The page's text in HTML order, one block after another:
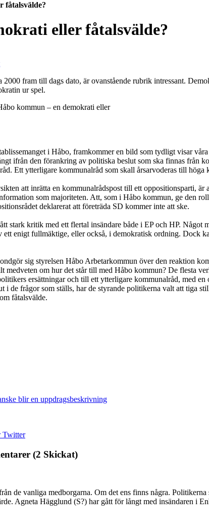
fåtalsvälde?
eller fåtalsvälde?
fram till dags dato, är ovanstående rubrik intressant.
ur spel.
kommun – en demokrati eller
i Håbo, framkommer en bild som tydligt visar
ifrån den förankring av politiska beslut som ska finnas från
Ett ytterligare kommunalråd som skall årsarvoderas till
att inrätta en kommunalrådspost till ett oppositionsparti,
som majoriteten. Att, som i Håbo kommun, ge den
deklarerat att företräda SD kommer inte att ske.
stark kritik med ett flertal insändare både i EP och HP.
ett enigt fullmäktige, eller också, i demokratisk ordning. Dock
sig styrelsen Håbo Arbetarkommun över den reaktion
om hur det står till med Håbo kommun? De flesta
ersättningar och till ett ytterligare kommunalråd, med
i de frågor som ställs, har de styrande politikerna valt att tiga
fåtalsvälde.
blir en uppdragsbeskrivning
Twitter
(2 Skickat)
de vanliga medborgarna. Om det ens finns några.
Agneta Hägglund (S?) har gått för långt med insändaren i